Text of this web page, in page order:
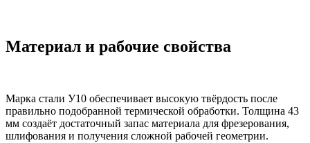
Материал и рабочие свойства
Марка стали У10 обеспечивает высокую твёрдость после
правильно подобранной термической обработки. Толщина 43
мм создаёт достаточный запас материала для фрезерования,
шлифования и получения сложной рабочей геометрии.